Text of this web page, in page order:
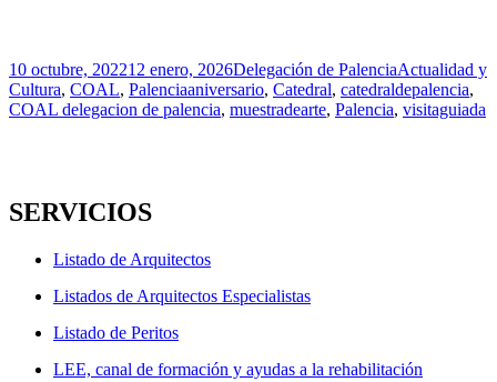
Publicado
el
10 octubre, 202212 enero, 2026Autor
Delegación de PalenciaCategorías
Actualidad y
Cultura, COAL, PalenciaEtiquetas
aniversario, Catedral, catedraldepalencia,
COAL delegacion de palencia, muestradearte, Palencia, visitaguiada
SERVICIOS
Listado de Arquitectos
Listados de Arquitectos Especialistas
Listado de Peritos
LEE, canal de formación y ayudas a la rehabilitación